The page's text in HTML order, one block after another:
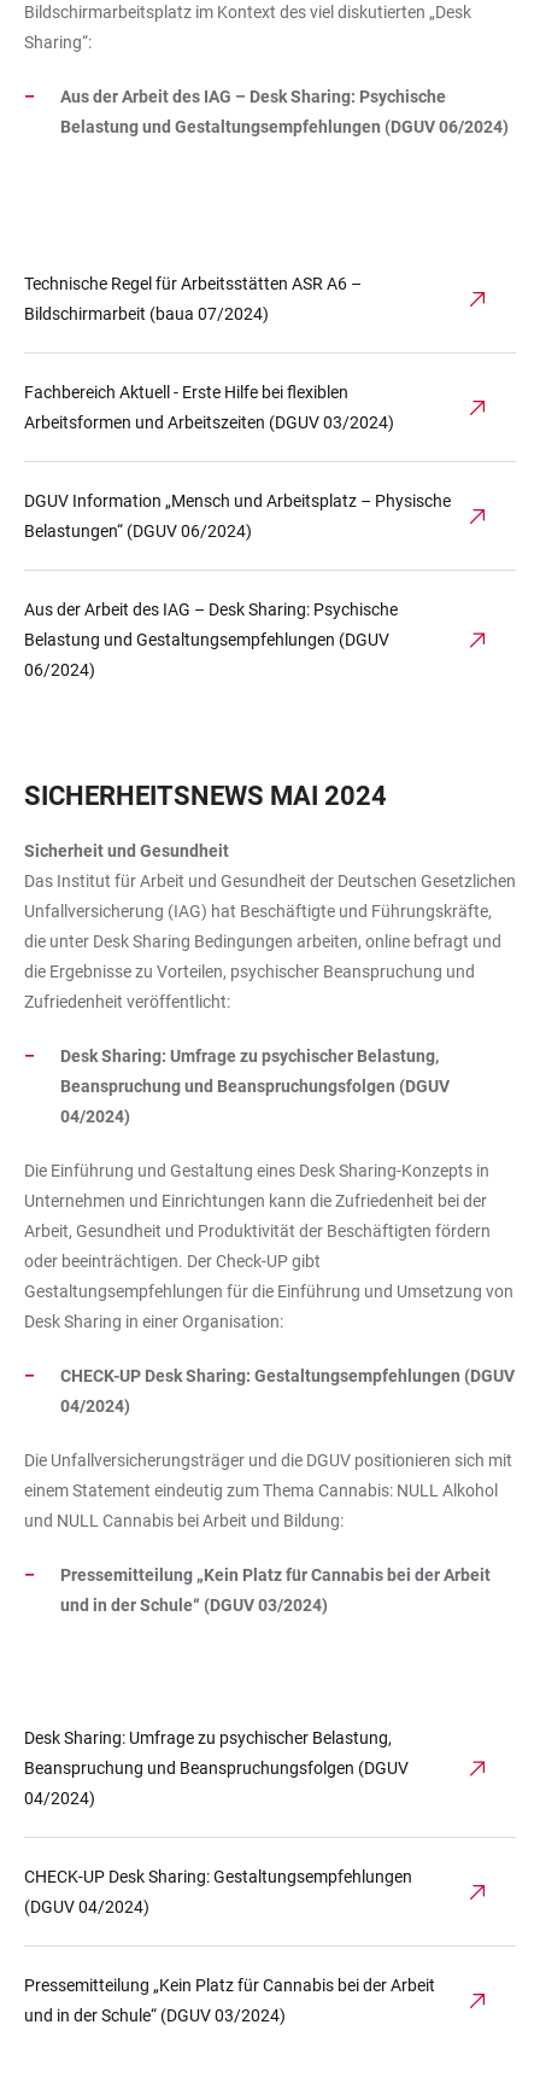
Bildschirmarbeitsplatz im Kontext des viel diskutierten „Desk
Sharing“:
Aus der Arbeit des IAG – Desk Sharing: Psychische
Belastung und Gestaltungsempfehlungen (DGUV 06/2024)
Technische Regel für Arbeitsstätten ASR A6 –
Bildschirmarbeit (baua 07/2024)
Fachbereich Aktuell - Erste Hilfe bei flexiblen
Arbeitsformen und Arbeitszeiten (DGUV 03/2024)
DGUV Information „Mensch und Arbeitsplatz – Physische
Belastungen“ (DGUV 06/2024)
Aus der Arbeit des IAG – Desk Sharing: Psychische
Belastung und Gestaltungsempfehlungen (DGUV
06/2024)
SICHERHEITSNEWS MAI 2024
Sicherheit und Gesundheit
Das Institut für Arbeit und Gesundheit der Deutschen Gesetzlichen
Unfallversicherung (IAG) hat Beschäftigte und Führungskräfte,
die unter Desk Sharing Bedingungen arbeiten, online befragt und
die Ergebnisse zu Vorteilen, psychischer Beanspruchung und
Zufriedenheit veröffentlicht:
Desk Sharing: Umfrage zu psychischer Belastung,
Beanspruchung und Beanspruchungsfolgen (DGUV
04/2024)
Die Einführung und Gestaltung eines Desk Sharing-Konzepts in
Unternehmen und Einrichtungen kann die Zufriedenheit bei der
Arbeit, Gesundheit und Produktivität der Beschäftigten fördern
oder beeinträchtigen. Der Check-UP gibt
Gestaltungsempfehlungen für die Einführung und Umsetzung von
Desk Sharing in einer Organisation:
CHECK-UP Desk Sharing: Gestaltungsempfehlungen (DGUV
04/2024)
Die Unfallversicherungsträger und die DGUV positionieren sich mit
einem Statement eindeutig zum Thema Cannabis: NULL Alkohol
und NULL Cannabis bei Arbeit und Bildung:
Pressemitteilung „Kein Platz für Cannabis bei der Arbeit
und in der Schule“ (DGUV 03/2024)
Desk Sharing: Umfrage zu psychischer Belastung,
Beanspruchung und Beanspruchungsfolgen (DGUV
04/2024)
CHECK-UP Desk Sharing: Gestaltungsempfehlungen
(DGUV 04/2024)
Pressemitteilung „Kein Platz für Cannabis bei der Arbeit
und in der Schule“ (DGUV 03/2024)